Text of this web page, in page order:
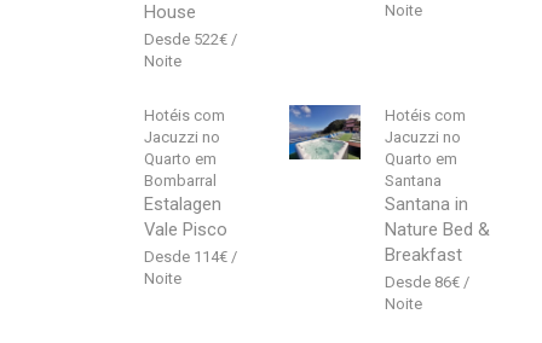
House
522€
Hotéis com
Jacuzzi no
Quarto em
Bombarral
Estalagen
Vale Pisco
114€
Hotéis com
Jacuzzi no
Quarto em
Santana
Santana in
Nature Bed &
Breakfast
86€